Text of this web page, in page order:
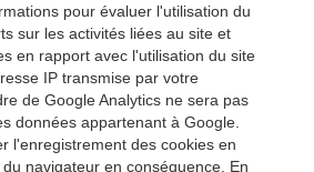
pour évaluer l'utilisation du
sur les activités liées au site et
en rapport avec l'utilisation du site
IP transmise par votre
de Google Analytics ne sera pas
données appartenant à Google.
l'enregistrement des cookies en
navigateur en conséquence. En